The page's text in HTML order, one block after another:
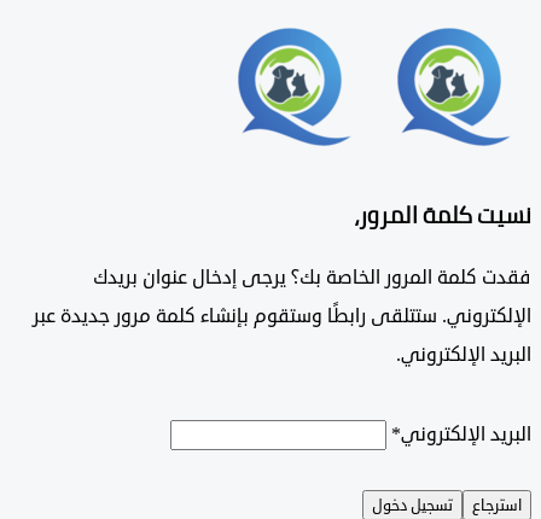
كلمة المرور،
كلمة المرور الخاصة بك؟ يرجى إدخال عنوان بريدك
ستتلقى رابطًا وستقوم بإنشاء كلمة مرور جديدة عبر
الإلكتروني.
الإلكتروني*
تسجيل دخول